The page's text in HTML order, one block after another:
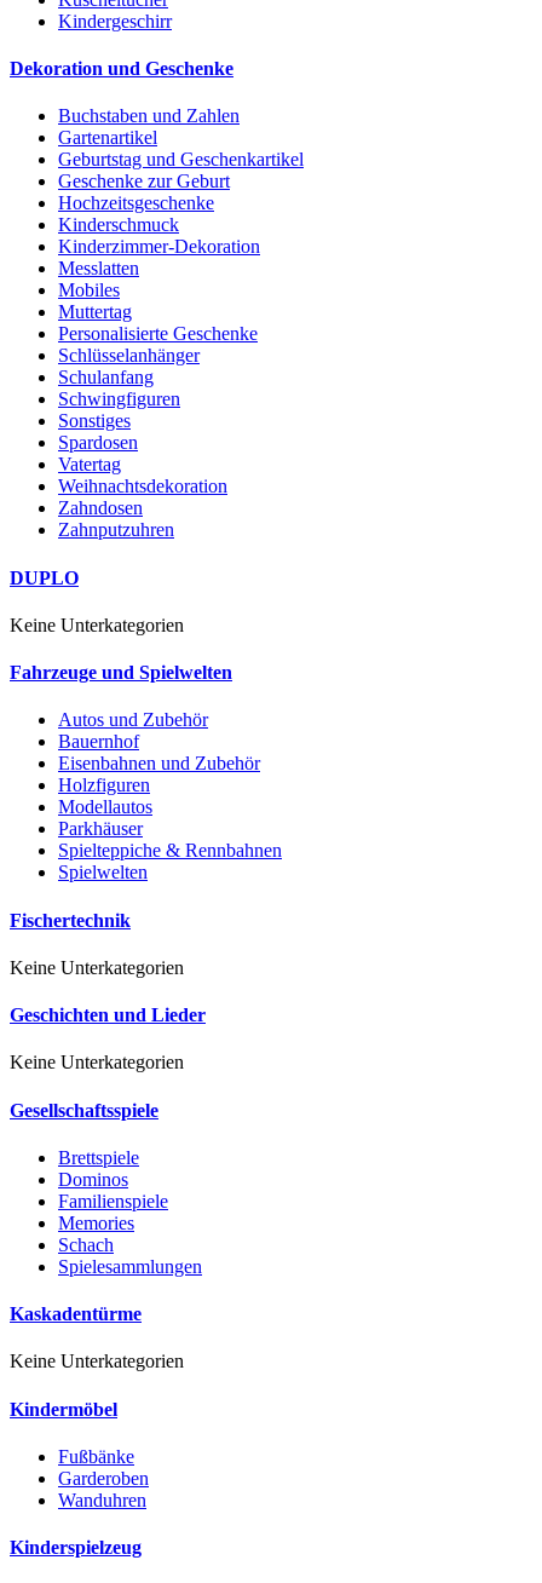
Kindergeschirr
Dekoration und Geschenke
Buchstaben und Zahlen
Gartenartikel
Geburtstag und Geschenkartikel
Geschenke zur Geburt
Hochzeitsgeschenke
Kinderschmuck
Kinderzimmer-Dekoration
Messlatten
Mobiles
Muttertag
Personalisierte Geschenke
Schlüsselanhänger
Schulanfang
Schwingfiguren
Sonstiges
Spardosen
Vatertag
Weihnachtsdekoration
Zahndosen
Zahnputzuhren
DUPLO
Keine Unterkategorien
Fahrzeuge und Spielwelten
Autos und Zubehör
Bauernhof
Eisenbahnen und Zubehör
Holzfiguren
Modellautos
Parkhäuser
Spielteppiche & Rennbahnen
Spielwelten
Fischertechnik
Keine Unterkategorien
Geschichten und Lieder
Keine Unterkategorien
Gesellschaftsspiele
Brettspiele
Dominos
Familienspiele
Memories
Schach
Spielesammlungen
Kaskadentürme
Keine Unterkategorien
Kindermöbel
Fußbänke
Garderoben
Wanduhren
Kinderspielzeug